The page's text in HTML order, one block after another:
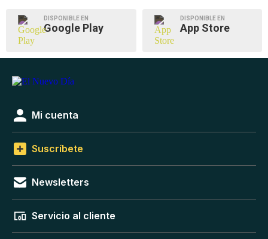
DISPONIBLE EN
Google Play
DISPONIBLE EN
App Store
Mi cuenta
Suscríbete
Newsletters
Servicio al cliente